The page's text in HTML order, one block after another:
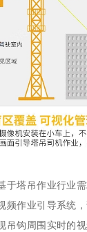
于塔吊作业行业
频作业引导系统
吊钩周围实时的